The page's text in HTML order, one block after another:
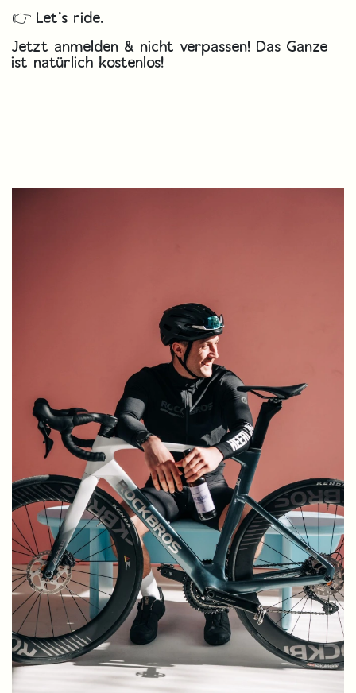
👉 Let’s ride.
Jetzt anmelden & nicht verpassen! Das Ganze
ist natürlich kostenlos!